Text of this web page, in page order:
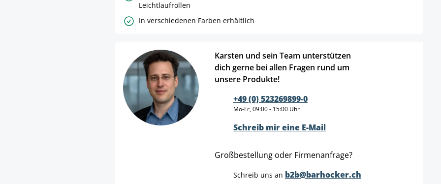
Leichtlaufrollen
In verschiedenen Farben erhältlich
Karsten und sein Team unterstützen
dich gerne bei allen Fragen rund um
unsere Produkte!
+49 (0) 523269899-0
Mo-Fr, 09:00 - 15:00 Uhr
Schreib mir eine E-Mail
Großbestellung oder Firmenanfrage?
Schreib uns an b2b@barhocker.ch